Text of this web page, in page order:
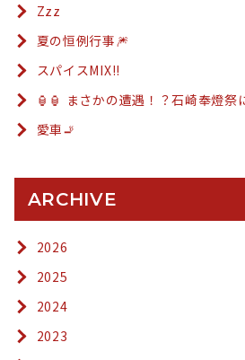
Zzz
夏の恒例行事🎆
スパイスMIX!!
🏮🏮 まさかの遭遇！？石崎奉燈祭
愛車🚬
ARCHIVE
2026
2025
2024
2023